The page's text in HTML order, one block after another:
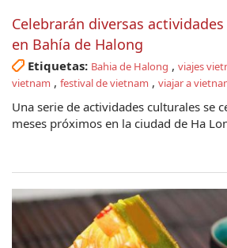
Celebrarán diversas
en Bahía de Halong
Etiquetas: Bahia de Halong , viajes
vietnam , festival de vietnam , viajar a
Una serie de actividades culturales se
meses próximos en la ciudad de Ha